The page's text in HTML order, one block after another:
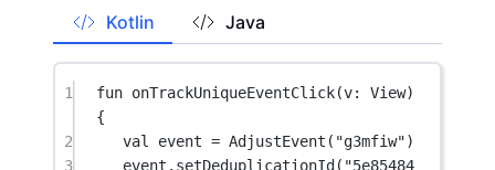
Kotlin Java
1 fun onTrackUniqueEventClick(v: View)
{
2
val event = AdjustEvent ( "g3mfiw")
3
event. setDeduplicationId ( "5e85484